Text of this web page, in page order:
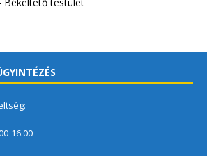
Békéltető testület
16:00